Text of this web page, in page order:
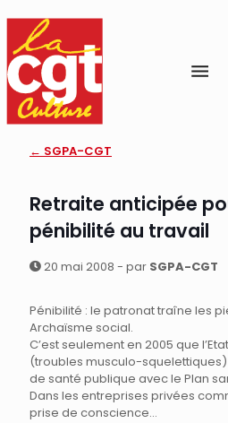
← SGPA-CGT
Retraite anticipée
pénibilité au travail
20 mai 2008 - par SGPA-CGT
Pénibilité : le patronat traîne les
Archaïsme social.
C’est seulement en 2005 que
(troubles musculo-
de santé publique avec le Plan
Dans les entreprises privées
prise de conscience…